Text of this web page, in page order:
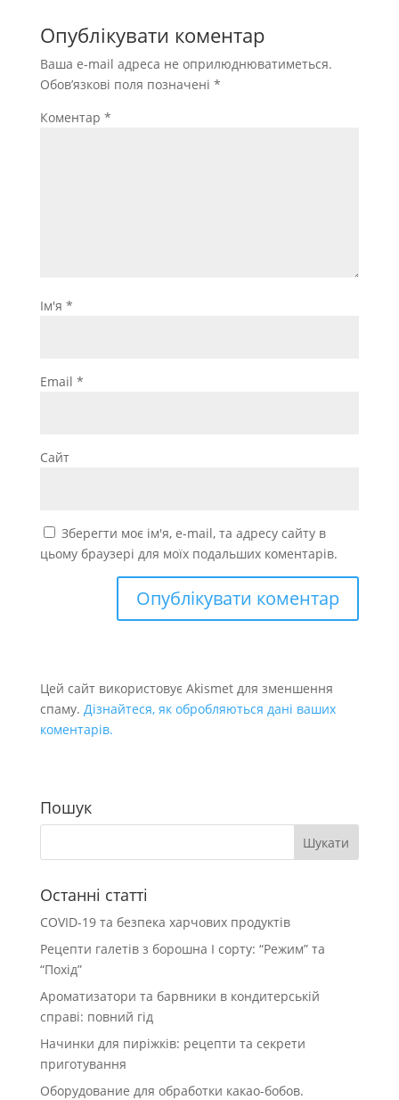
Опублікувати коментар
Ваша e-mail адреса не оприлюднюватиметься.
Обов’язкові поля позначені *
Коментар *
Ім'я *
Email *
Сайт
Зберегти моє ім'я, e-mail, та адресу сайту в
цьому браузері для моїх подальших коментарів.
Цей сайт використовує Akismet для зменшення
спаму. Дізнайтеся, як обробляються дані ваших
коментарів.
Пошук
Останні статті
COVID-19 та безпека харчових продуктів
Рецепти галетів з борошна І сорту: “Режим” та
“Похід”
Ароматизатори та барвники в кондитерській
справі: повний гід
Начинки для пиріжків: рецепти та секрети
приготування
Оборудование для обработки какао-бобов.